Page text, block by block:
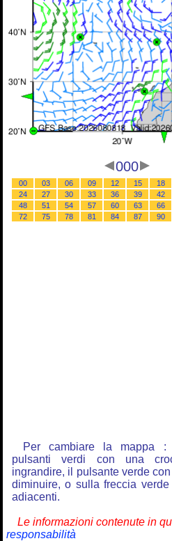
000
00 03 06 09 12 15 18
24
27 30 33 36 39 42
48
51 54 57 60 63 66
72
75 78 81 84 87 90
Per cambiare la mappa
pulsanti verdi con una
ingrandire, il pulsante verde
diminuire, o sulla freccia
adiacenti.
Le informazioni contenute in
responsabilità